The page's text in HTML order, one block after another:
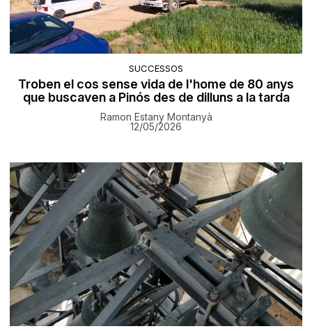
SUCCESSOS
Troben el cos sense vida de l'home de 80 anys
que buscaven a Pinós des de dilluns a la tarda
Ramon Estany Montanyà
12/05/2026